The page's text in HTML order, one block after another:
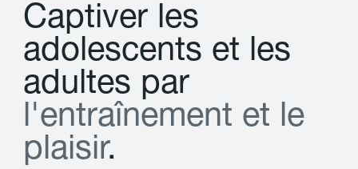
Captiver les
adolescents et les
adultes par
l'entraînement et le
plaisir.